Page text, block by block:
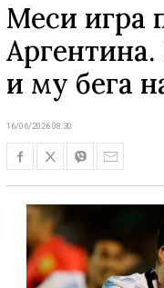
Меси игра
и му бега
16/06/2026 08:30